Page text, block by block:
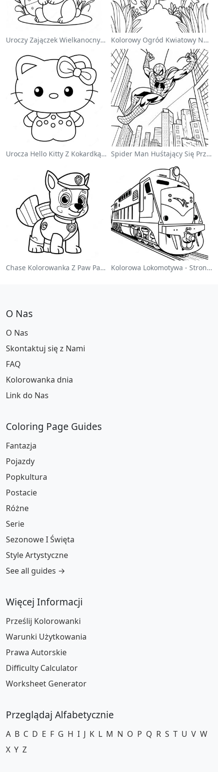
Uroczy Zajączek Wielkanocny Na Kolorowance Kolorowy Ogród Kwiatowy Na Kolorowance
Urocza Hello Kitty Z Kokardką - Kolorowanka Spider Man Huśtający Się Przez Miasto - Kolorowanka
Chase Kolorowanka Z Paw Patrol Kolorowa Lokomotywa - Strona Do Kolorowania
O Nas
O Nas
Skontaktuj się z Nami
FAQ
Kolorowanka dnia
Link do Nas
Coloring Page Guides
Fantazja
Pojazdy
Popkultura
Postacie
Różne
Serie
Sezonowe I Święta
Style Artystyczne
See all guides →
Więcej Informacji
Prześlij Kolorowanki
Warunki Użytkowania
Prawa Autorskie
Difficulty Calculator
Worksheet Generator
Przeglądaj Alfabetycznie
A B C D E F G H I J K L M N O P Q R S T U V W
X Y Z